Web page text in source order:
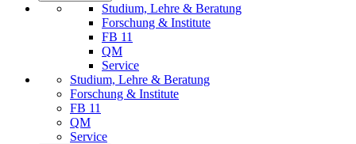
Studium, Lehre & Beratung
Forschung & Institute
FB 11
QM
Service
Studium, Lehre & Beratung
Forschung & Institute
FB 11
QM
Service